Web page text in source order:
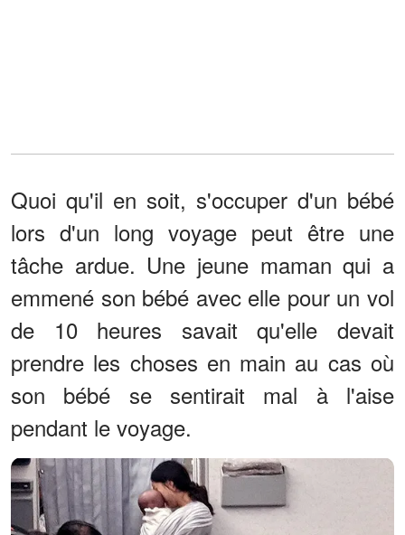
Quoi qu'il en soit, s'occuper d'un bébé
lors d'un long voyage peut être une
tâche ardue. Une jeune maman qui a
emmené son bébé avec elle pour un vol
de 10 heures savait qu'elle devait
prendre les choses en main au cas où
son bébé se sentirait mal à l'aise
pendant le voyage.